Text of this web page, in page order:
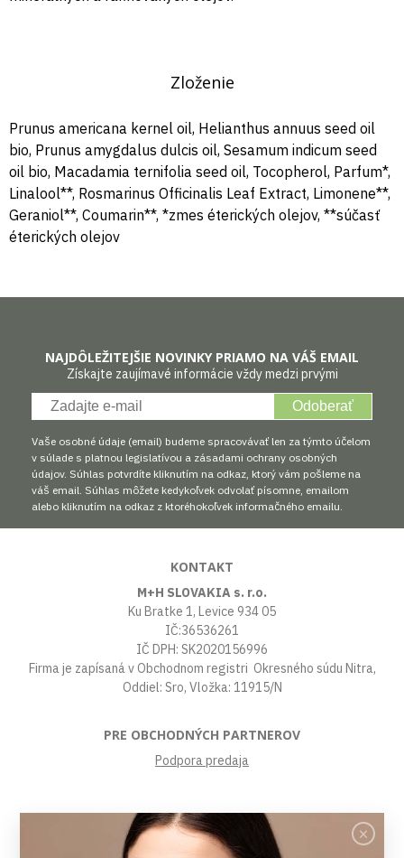
Zloženie
Prunus americana kernel oil, Helianthus annuus seed oil
bio, Prunus amygdalus dulcis oil, Sesamum indicum seed
oil bio, Macadamia ternifolia seed oil, Tocopherol, Parfum*,
Linalool**, Rosmarinus Officinalis Leaf Extract, Limonene**,
Geraniol**, Coumarin**, *zmes éterických olejov, **súčasť
éterických olejov
NAJDÔLEŽITEJŠIE NOVINKY PRIAMO NA VÁŠ EMAIL
Získajte zaujímavé informácie vždy medzi prvými
Odoberať
Vaše osobné údaje (email) budeme spracovávať len za týmto účelom
v súlade s platnou legislatívou a zásadami ochrany osobných
údajov. Súhlas potvrdíte kliknutím na odkaz, ktorý vám pošleme na
váš email. Súhlas môžete kedykoľvek odvolať písomne, emailom
alebo kliknutím na odkaz z ktoréhokoľvek informačného emailu.
KONTAKT
M+H SLOVAKIA s. r.o.
Ku Bratke 1, Levice 934 05
IČ:36536261
IČ DPH: SK2020156996
Firma je zapísaná v Obchodnom registri Okresného súdu Nitra,
Oddiel: Sro, Vložka: 11915/N
PRE OBCHODNÝCH PARTNEROV
Podpora predaja
VŠETKO O NÁKUPE
Obchodné podmienky